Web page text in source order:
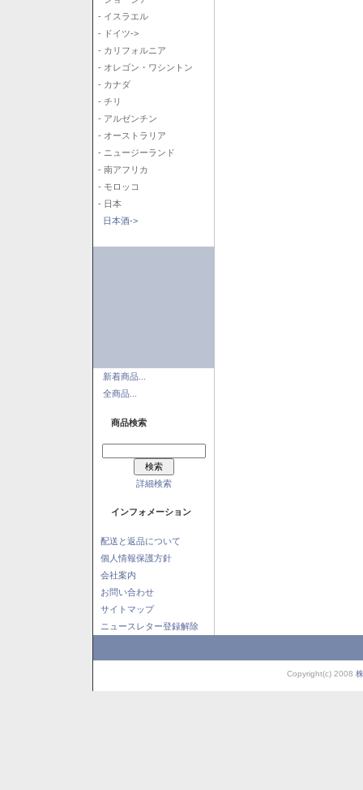
- イスラエル
- ドイツ->
- カリフォルニア
- オレゴン・ワシントン
- カナダ
- チリ
- アルゼンチン
- オーストラリア
- ニュージーランド
- 南アフリカ
- モロッコ
- 日本
日本酒->
新着商品...
全商品...
商品検索
詳細検索
インフォメーション
配送と返品について
個人情報保護方針
会社案内
お問い合わせ
サイトマップ
ニュースレター登録解除
Copyright(c) 2008